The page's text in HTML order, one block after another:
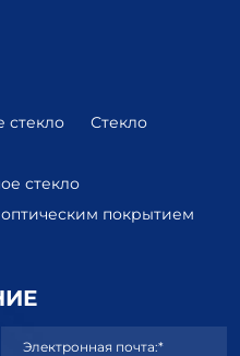
Стекло
стекло
покрытием
Электронная почта:*